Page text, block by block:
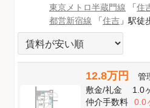
東京メトロ半蔵門線 「住
都営新宿線 「住吉 」駅徒
12.8万円 管
敷金/礼金 1.0
仲介手数料
0.0